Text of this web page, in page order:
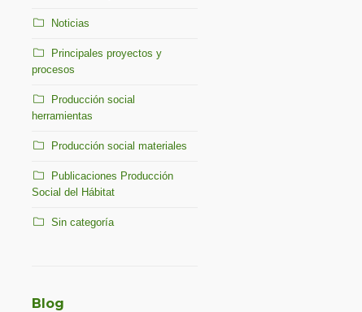
Noticias
Principales proyectos y
procesos
Producción social
herramientas
Producción social materiales
Publicaciones Producción
Social del Hábitat
Sin categoría
Blog